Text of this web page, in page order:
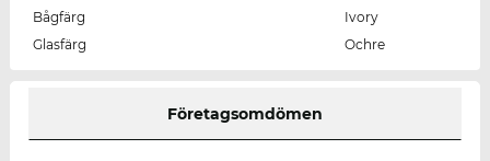
Bågfärg
Ivory
Glasfärg
Ochre
Företagsomdömen